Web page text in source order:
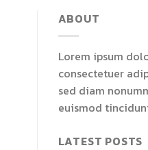
ABOUT
Lorem ipsum
consectetuer
sed diam
euismod
LATEST POSTS